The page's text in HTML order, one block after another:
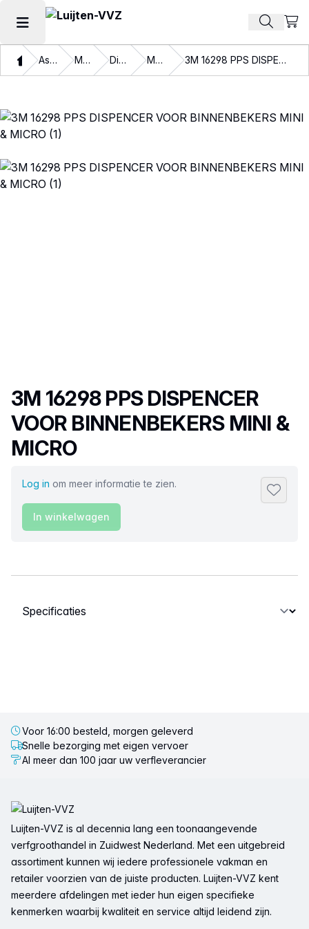
Hoofdmenu openen Zoek
ThuisAssortiment Materialen Disposables Mengbekers 3M 16298 PPS DISPENCER VOOR BINNENBEKERS MINI & MICRO
Productnaam
3M 16298 PPS DISPENCER
VOOR BINNENBEKERS MINI &
MICRO
Log in om meer informatie te zien.
In winkelwagen
Selecteer een tabblad
Voor 16:00 besteld, morgen geleverd
Snelle bezorging met eigen vervoer
Al meer dan 100 jaar uw verfleverancier
Luijten-VVZ is al decennia lang een toonaangevende
verfgroothandel in Zuidwest Nederland. Met een uitgebreid
assortiment kunnen wij iedere professionele vakman en
retailer voorzien van de juiste producten. Luijten-VVZ kent
meerdere afdelingen met ieder hun eigen specifieke
kenmerken waarbij kwaliteit en service altijd leidend zijn.